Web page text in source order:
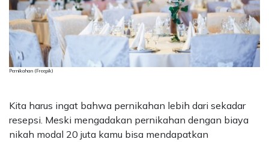
Pernikahan (Freepik)
Kita harus ingat bahwa pernikahan lebih dari sekadar
resepsi. Meski mengadakan pernikahan dengan biaya
nikah modal 20 juta kamu bisa mendapatkan